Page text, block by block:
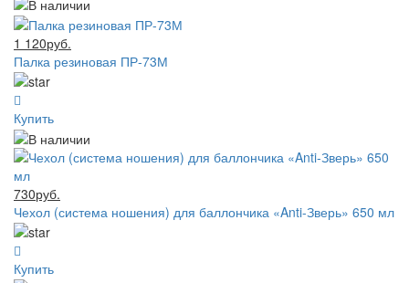
1 120руб.
Палка резиновая ПР-73М
Купить
730руб.
Чехол (система ношения) для баллончика «Anti-Зверь» 650 мл
Купить